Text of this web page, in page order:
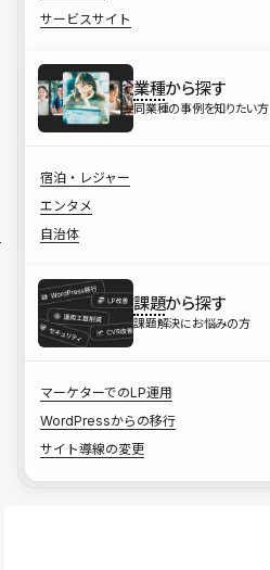
サービスサイト
業種から探す
同業種の事例を知りたい方
宿泊・レジャー
エンタメ
自治体
課題から探す
課題解決にお悩みの方
マーケターでのLP運用
WordPressからの移行
サイト導線の変更